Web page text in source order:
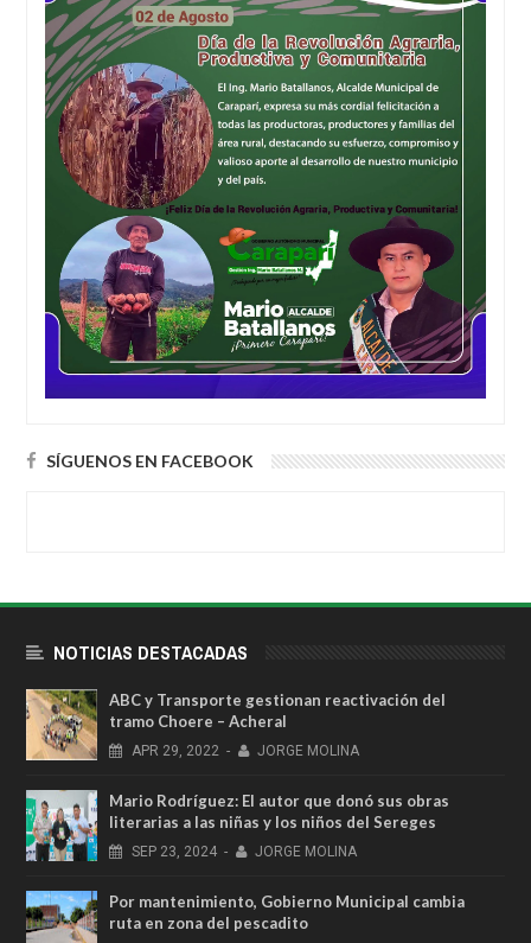
SÍGUENOS EN FACEBOOK
NOTICIAS DESTACADAS
ABC y Transporte gestionan reactivación del
tramo Choere – Acheral
APR 29, 2022 - JORGE MOLINA
Mario Rodríguez: El autor que donó sus obras
literarias a las niñas y los niños del Sereges
SEP 23, 2024 - JORGE MOLINA
Por mantenimiento, Gobierno Municipal cambia
ruta en zona del pescadito